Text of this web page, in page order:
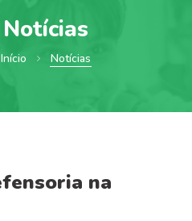
Notícias
Início Notícias
na